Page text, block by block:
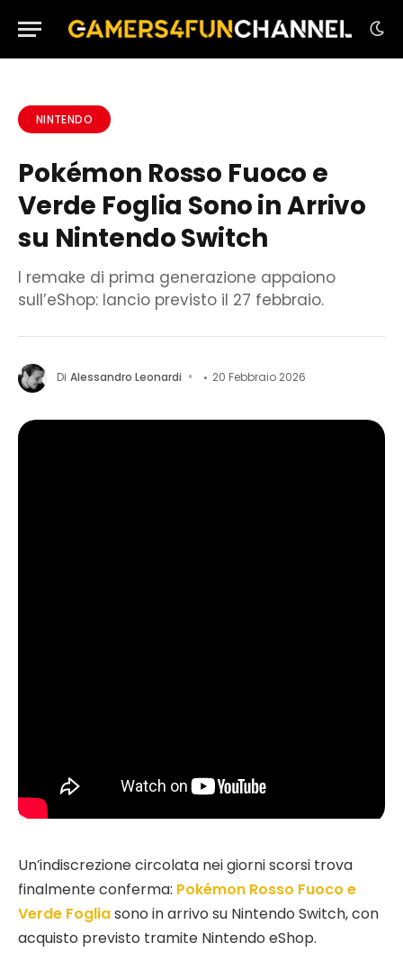
NINTENDO
Pokémon Rosso Fuoco e
Verde Foglia Sono in Arrivo
su Nintendo Switch
I remake di prima generazione appaiono
sull’eShop: lancio previsto il 27 febbraio.
Di Alessandro Leonardi 20 Febbraio 2026
Un’indiscrezione circolata nei giorni scorsi trova
finalmente conferma: Pokémon Rosso Fuoco e
Verde Fogliasono in arrivo su Nintendo Switch, con
acquisto previsto tramite Nintendo eShop.